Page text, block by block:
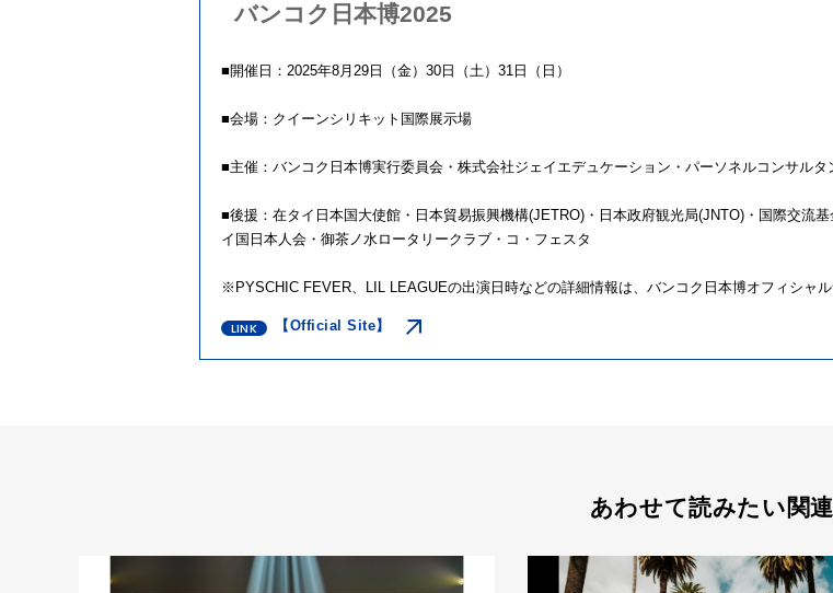
バンコク日本博2025
■開催日：2025年8月29日（金）30日（土）31日（日）
■会場：クイーンシリキット国際展示場
■主催：バンコク日本博実行委員会・株式会社ジェイエデュケーション・パーソネルコンサルタ
■後援：在タイ日本国大使館・日本貿易振興機構(JETRO)・日本政府観光局(JNTO)・国際交流
イ国日本人会・御茶ノ水ロータリークラブ・コ・フェスタ
※PYSCHIC FEVER、LIL LEAGUEの出演日時などの詳細情報は、バンコク日本博オフィシャル
【Official Site】
あわせて読みたい関